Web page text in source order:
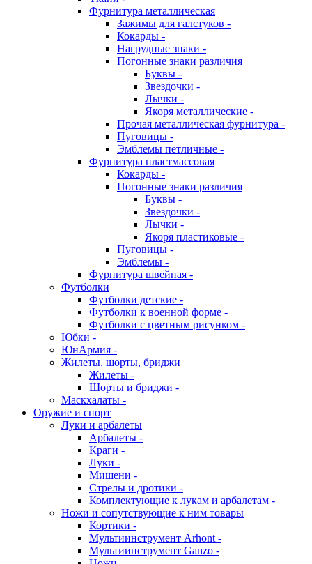
Фурнитура металлическая
Зажимы для галстуков -
Кокарды -
Нагрудные знаки -
Погонные знаки различия
Буквы -
Звездочки -
Лычки -
Якоря металлические -
Прочая металлическая фурнитура -
Пуговицы -
Эмблемы петличные -
Фурнитура пластмассовая
Кокарды -
Погонные знаки различия
Буквы -
Звездочки -
Лычки -
Якоря пластиковые -
Пуговицы -
Эмблемы -
Фурнитура швейная -
Футболки
Футболки детские -
Футболки к военной форме -
Футболки с цветным рисунком -
Юбки -
ЮнАрмия -
Жилеты, шорты, бриджи
Жилеты -
Шорты и бриджи -
Маскхалаты -
Оружие и спорт
Луки и арбалеты
Арбалеты -
Краги -
Луки -
Мишени -
Стрелы и дротики -
Комплектующие к лукам и арбалетам -
Ножи и сопутствующие к ним товары
Кортики -
Мультиинструмент Arhont -
Мультиинструмент Ganzo -